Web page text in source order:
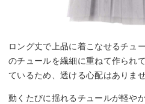
ロング丈で上品に着こなせるチュ
のチュールを繊細に重ねて作られ
ているため、透ける心配はありませ
動くたびに揺れるチュールが軽や